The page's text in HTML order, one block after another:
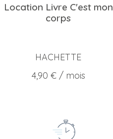
Location Livre C'est mon
corps
HACHETTE
Prix
4,90 €/ mois